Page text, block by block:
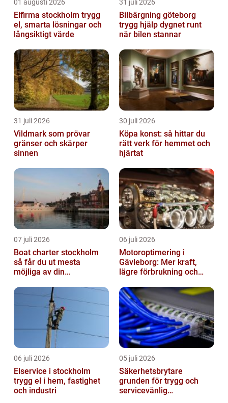
01 augusti 2026
Elfirma stockholm trygg
el, smarta lösningar och
långsiktigt värde
31 juli 2026
Bilbärgning göteborg
trygg hjälp dygnet runt
när bilen stannar
31 juli 2026
Vildmark som prövar
gränser och skärper
sinnen
30 juli 2026
Köpa konst: så hittar du
rätt verk för hemmet och
hjärtat
07 juli 2026
Boat charter stockholm
så får du ut mesta
möjliga av din
06 juli 2026
Motoroptimering i
Gävleborg: Mer kraft,
lägre förbrukning och
06 juli 2026
Elservice i stockholm
trygg el i hem, fastighet
och industri
05 juli 2026
Säkerhetsbrytare
grunden för trygg och
servicevänlig